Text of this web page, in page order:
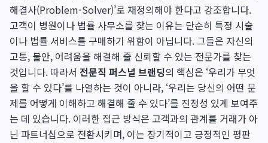
해결사(Problem-Solver)’로 재정의해야 한다고 강조합니다.
고객이 병원이나 법률 사무소를 찾는 이유는 단순히 특정 시술
이나 법률 서비스를 구매하기 위함이 아닙니다. 그들은 자신의
고통, 불안, 어려움을 해결해 줄 신뢰할 수 있는 전문가를 찾는
것입니다. 따라서 전문직 퍼스널 브랜딩의 핵심은 ‘우리가 무엇
을 할 수 있다’를 나열하는 것이 아니라, ‘우리는 당신의 어떤 문
제를 어떻게 이해하고 해결해 줄 수 있다’를 진정성 있게 보여주
는 데 있습니다. 이러한 접근 방식은 고객과의 관계를 거래가 아
닌 파트너십으로 전환시키며, 이는 장기적이고 긍정적인 평판